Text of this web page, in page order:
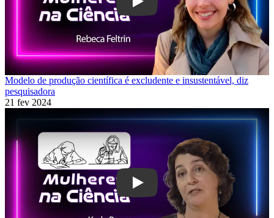
Play
Modelo de produção científica é excludente e insustentável, diz
pesquisadora
21 fev 2024
Play